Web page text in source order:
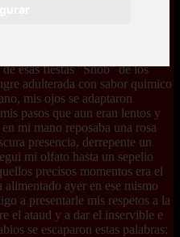
mi habida hambre que no hace
tienen sangre con la que
vez esta tarde vaya a una
que guarda el sabor mas
esas fiestas "Snob" de los
adulterada con sabor quimico
mis ojos se adaptaron
pasos que aun eran lentos y
mi mano reposaba una rosa
presencia, derrepente un
mi olfato hasta un sepelio
precisos momentos era el
ayer en ese mismo
a presentarle mis respetos a la
el ataud y a dar el inservible e
se escaparon estas palabras: